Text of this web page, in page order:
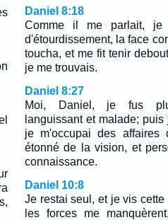
Daniel 8:18
Comme il me parlait, je
d'étourdissement, la face
toucha, et me fit tenir
je me trouvais.
Daniel 8:27
Moi, Daniel, je fus
languissant et malade;
je m'occupai des affaires
étonné de la vision, et
connaissance.
Daniel 10:8
Je restai seul, et je vis cette
les forces me